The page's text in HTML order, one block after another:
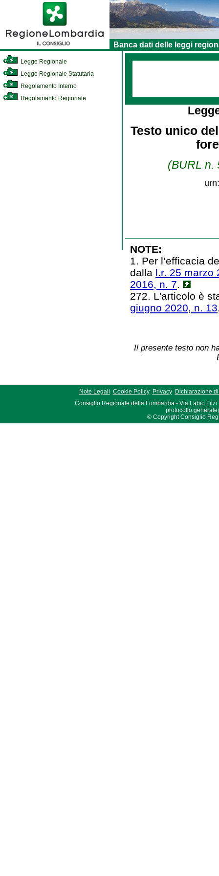
Banca dati delle leggi
Legge Regionale
Legge Regionale Statutaria
Regolamento Interno
Regolamento Regionale
Testo unico
(BURL n.
NOTE:
1. Per l’efficacia
dalla l.r. 25 marzo
2016, n. 7.
272. L'articolo è
giugno 2020, n. 13
Il presente testo non
Note Legali Cookie Policy Privacy
Dichiarazione
Consiglio Regionale della Lombardia - Via Fabio Filzi
© Copyright Consiglio